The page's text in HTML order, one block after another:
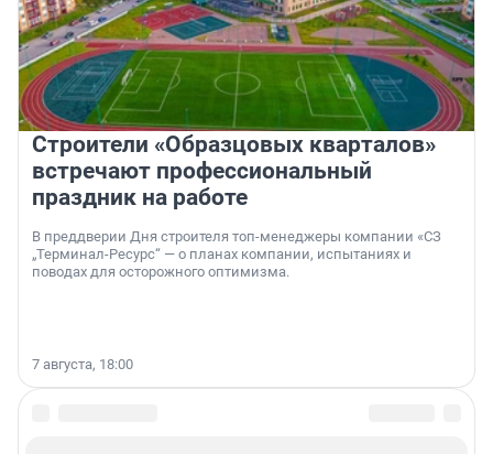
Строители «Образцовых кварталов»
встречают профессиональный
праздник на работе
В преддверии Дня строителя топ-менеджеры компании «СЗ
„Терминал-Ресурс“ — о планах компании, испытаниях и
поводах для осторожного оптимизма.
7 августа, 18:00